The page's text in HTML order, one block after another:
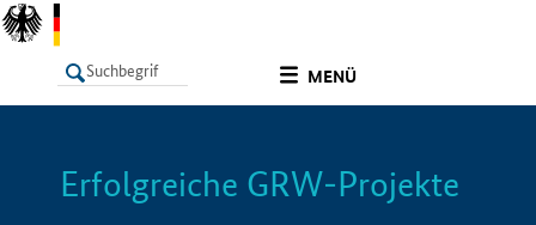
MENÜ
LISTE Info
Erfolgreiche GRW-Projekte